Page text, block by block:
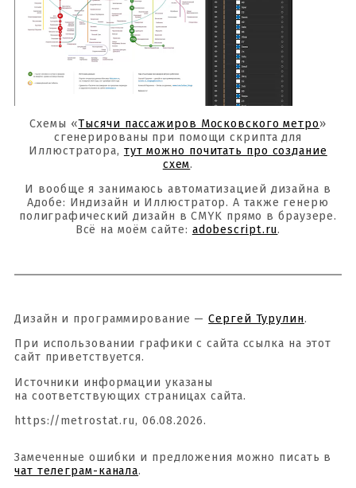
Схемы «Тысячи пассажиров Московского метро»
сгенерированы при помощи скрипта для
Иллюстратора, тут можно почитать про создание
схем.
И вообще я занимаюсь автоматизацией дизайна в
Адобе: Индизайн и Иллюстратор. А также генерю
полиграфический дизайн в CMYK прямо в браузере.
Всё на моём сайте: adobescript.ru.
Дизайн и программирование —Сергей Турулин.
При использовании графики с сайта ссылка на этот
сайт приветствуется.
Источники информации указаны
на соответствующих страницах сайта.
https://metrostat.ru, 06.08.2026.
Замеченные ошибки и предложения можно писать в
чат телеграм-канала.